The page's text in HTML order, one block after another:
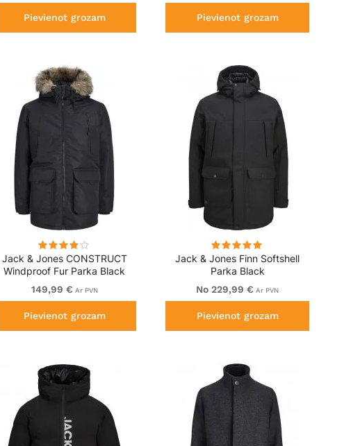
Pievienot grozam Pievienot grozam
Jack & Jones CONSTRUCT
Windproof Fur Parka Black
149,99 € Ar PVN
Pievienot grozam
Jack & Jones Finn Softshell
Parka Black
No 229,99 € Ar PVN
Pievienot grozam